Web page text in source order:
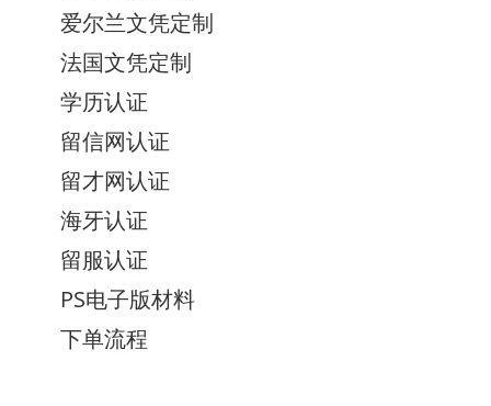
爱尔兰文凭定制
法国文凭定制
学历认证
留信网认证
留才网认证
海牙认证
留服认证
PS电子版材料
下单流程